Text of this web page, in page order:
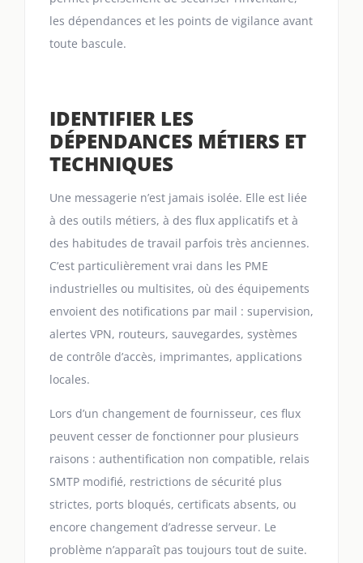
les dépendances et les points de vigilance avant
toute bascule.
IDENTIFIER LES
DÉPENDANCES MÉTIERS ET
TECHNIQUES
Une messagerie n’est jamais isolée. Elle est liée
à des outils métiers, à des flux applicatifs et à
des habitudes de travail parfois très anciennes.
C’est particulièrement vrai dans les PME
industrielles ou multisites, où des équipements
envoient des notifications par mail : supervision,
alertes VPN, routeurs, sauvegardes, systèmes
de contrôle d’accès, imprimantes, applications
locales.
Lors d’un changement de fournisseur, ces flux
peuvent cesser de fonctionner pour plusieurs
raisons : authentification non compatible, relais
SMTP modifié, restrictions de sécurité plus
strictes, ports bloqués, certificats absents, ou
encore changement d’adresse serveur. Le
problème n’apparaît pas toujours tout de suite.